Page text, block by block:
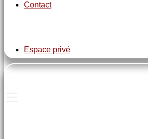
Contact
Espace privé